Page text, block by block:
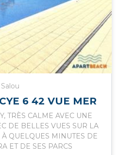
Salou
6 42 VUE MER
TRÈS CALME AVEC UNE
DE BELLES VUES SUR LA
QUELQUES MINUTES DE
ET DE SES PARCS